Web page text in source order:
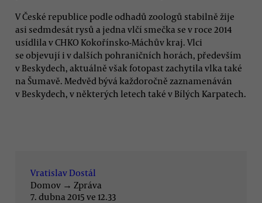
V České republice podle odhadů zoologů stabilně žije
asi sedmdesát rysů a jedna vlčí smečka se v roce 2014
usídlila v CHKO Kokořínsko-Máchův kraj. Vlci
se objevují i v dalších pohraničních horách, především
v Beskydech, aktuálně však fotopast zachytila vlka také
na Šumavě. Medvěd bývá každoročně zaznamenáván
v Beskydech, v některých letech také v Bílých Karpatech.
Vratislav Dostál
Domov → Zpráva
7. dubna 2015 ve 12.33